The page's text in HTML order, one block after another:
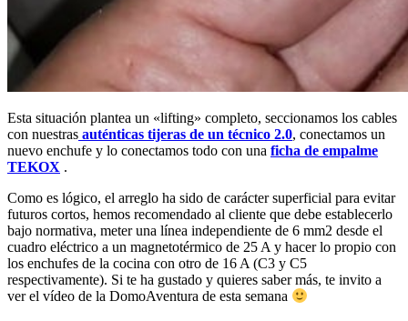
Esta situación plantea un «lifting» completo, seccionamos los cables
con nuestras auténticas tijeras de un técnico 2.0, conectamos un
nuevo enchufe y lo conectamos todo con una ficha de empalme
TEKOX .
Como es lógico, el arreglo ha sido de carácter superficial para evitar
futuros cortos, hemos recomendado al cliente que debe establecerlo
bajo normativa, meter una línea independiente de 6 mm2 desde el
cuadro eléctrico a un magnetotérmico de 25 A y hacer lo propio con
los enchufes de la cocina con otro de 16 A (C3 y C5
respectivamente). Si te ha gustado y quieres saber más, te invito a
ver el vídeo de la DomoAventura de esta semana